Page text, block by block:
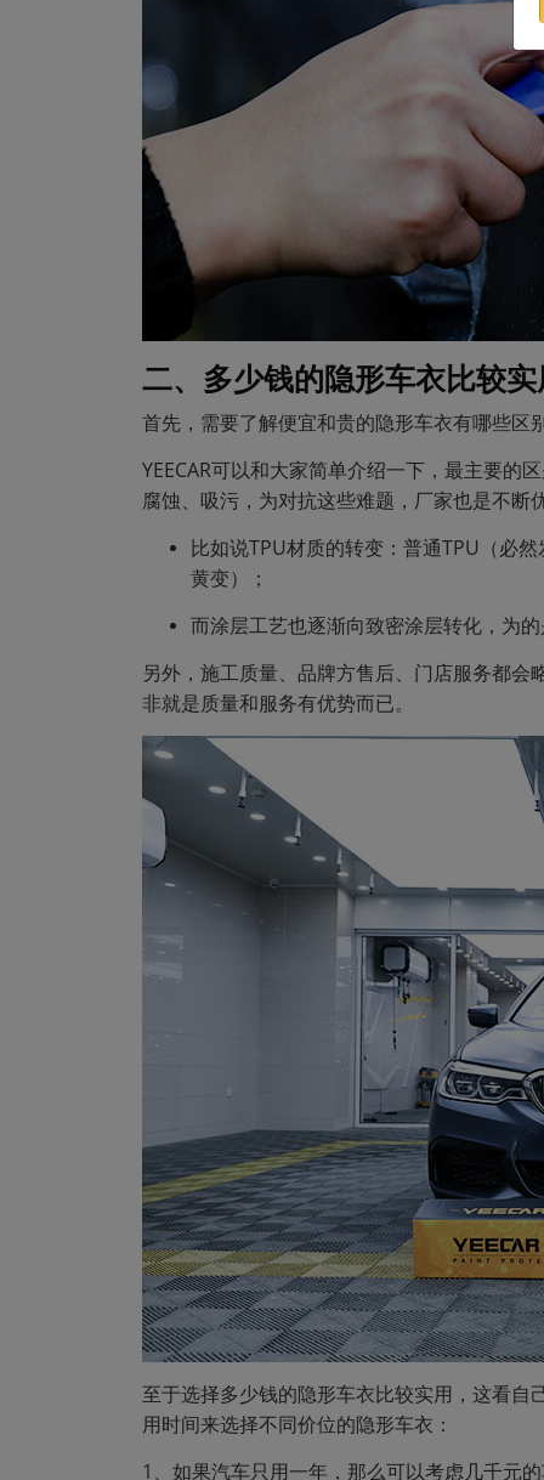
二、多少钱的隐形车衣比较
首先，需要了解便宜和贵的隐形车衣有哪些区
YEECAR可以和大家简单介绍一下，最主要的
腐蚀、吸污，为对抗这些难题，厂家也是不断
比如说TPU材质的转变：普通TPU（必
黄变）；
而涂层工艺也逐渐向致密涂层转化，为
另外，施工质量、品牌方售后、门店服务都
非就是质量和服务有优势而已。
至于选择多少钱的隐形车衣比较实用，这看
用时间来选择不同价位的隐形车衣：
1、如果汽车只用一年，那么可以考虑几千元